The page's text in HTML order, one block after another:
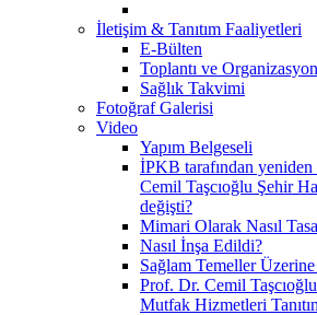
İletişim & Tanıtım Faaliyetleri
E-Bülten
Toplantı ve
Sağlık Takvimi
Fotoğraf Galerisi
Video
Yapım Belgeseli
İPKB tarafından
Cemil Taşcıoğlu Şehir
değişti?
Mimari Olarak Nasıl
Nasıl İnşa Edildi?
Sağlam Temeller
Prof. Dr. Cemil
Mutfak Hizmetleri